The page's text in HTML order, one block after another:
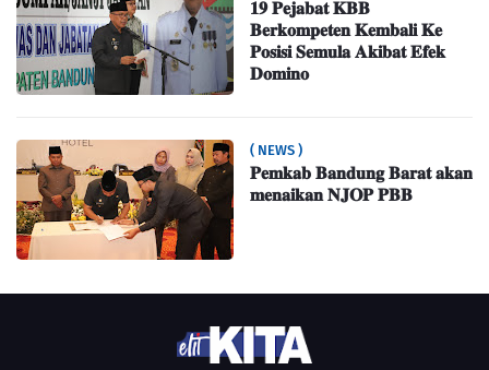
𝟏𝟗 𝐏𝐞𝐣𝐚𝐛𝐚𝐭 𝐊𝐁𝐁
𝐁𝐞𝐫𝐤𝐨𝐦𝐩𝐞𝐭𝐞𝐧 𝐊𝐞𝐦𝐛𝐚𝐥𝐢 𝐊𝐞
𝐏𝐨𝐬𝐢𝐬𝐢 𝐒𝐞𝐦𝐮𝐥𝐚 𝐀𝐤𝐢𝐛𝐚𝐭 𝐄𝐟𝐞𝐤
𝐃𝐨𝐦𝐢𝐧𝐨
( NEWS )
𝐏𝐞𝐦𝐤𝐚𝐛 𝐁𝐚𝐧𝐝𝐮𝐧𝐠 𝐁𝐚𝐫𝐚𝐭 𝐚𝐤𝐚𝐧
𝐦𝐞𝐧𝐚𝐢𝐤𝐚𝐧 𝐍𝐉𝐎𝐏 𝐏𝐁𝐁